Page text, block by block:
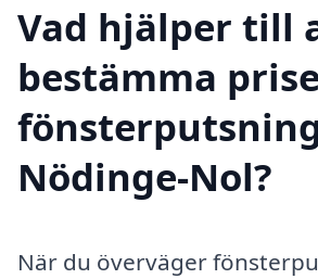
Vad hjälper till
bestämma
Nödinge-Nol?
När du överväger